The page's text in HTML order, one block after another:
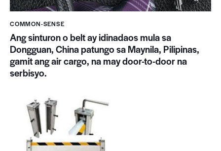
COMMON-SENSE
Ang sinturon o belt ay idinadaos mula sa
Dongguan, China patungo sa Maynila, Pilipinas,
gamit ang air cargo, na may door-to-door na
serbisyo.